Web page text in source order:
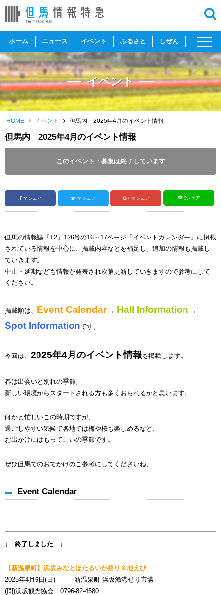
ホーム ニュース イベント ふるさと しぜん
toggle
イベント
HOME イベント 但馬内 2025年4月のイベント情報
但馬内 2025年4月のイベント情報
このイベント・募集は終了しています
でシェア でシェア でシェア でシェア
但馬の情報誌『T2』126号の16～17ページ「イベントカレンダー」に掲載
されている情報を中心に、掲載内容などを補足し、追加の情報も掲載し
ていきます。
中止・延期なども情報が発表され次第更新していきますので参考にして
ください。
掲載順は、 Event Calendar→ Hall Information →
Spot Informationです。
今回は、 2025年4月のイベント情報を掲載します。
春は出会いと別れの季節。
新しい環境からスタートされる方も多くおられるかと思います。
何かと忙しいこの時期ですが、
過ごしやすい気候で各地では梅や桜も楽しめるなど、
お出かけにはもってこいの季節です。
ぜひ但馬でのおでかけのご参考にしてくださいね。
Event Calendar
↓ 終了しました ↓
【新温泉町】浜坂みなとほたるいか祭り＆地えび
2025年4月6日(日) ｜ 新温泉町 浜坂漁港せり市場
(問)浜坂観光協会 0796-82-4580